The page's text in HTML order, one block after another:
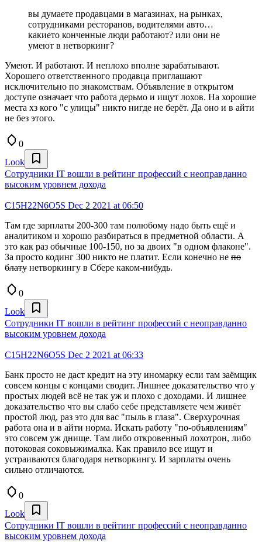
вы думаете продавцами в магазинах, на рынках,
сотрудниками ресторанов, водителями авто…
какието конченные люди работают? или они не
умеют в нетворкинг?
Умеют. И работают. И неплохо вполне зарабатывают.
Хорошего ответственного продавца приглашают
исключительно по знакомствам. Объявление в открытом
доступе означает что работа дерьмо и ищут лохов. На хорошие
места хз кого "с улицы" никто нигде не берёт. Да оно и в айти
не без этого.
0
Look
Сотрудники IT вошли в рейтинг профессий с неоправданно
высоким уровнем дохода
C15H22N6O5S Dec 2 2021 at 06:50
Там где зарплаты 200-300 там полюбому надо быть ещё и
аналитиком и хорошо разбираться в предметной области. А
это как раз обычные 100-150, но за двоих "в одном флаконе".
За просто кодинг 300 никто не платит. Если конечно не по
блату нетворкингу в Сбере каком-нибудь.
0
Look
Сотрудники IT вошли в рейтинг профессий с неоправданно
высоким уровнем дохода
C15H22N6O5S Dec 2 2021 at 06:33
Банк просто не даст кредит на эту иномарку если там заёмщик
совсем концы с концами сводит. Лишнее доказательство что у
простых людей всё не так уж и плохо с доходами. И лишнее
доказательство что вы слабо себе представляете чем живёт
простой люд, раз это для вас "пыль в глаза". Сверхурочная
работа она и в айти норма. Искать работу "по-объявлениям"
это совсем уж днище. Там либо откровенный лохотрон, либо
потоковая соковыжималка. Как правило все ищут и
устраиваются благодаря нетворкингу. И зарплаты очень
сильно отличаются.
0
Look
Сотрудники IT вошли в рейтинг профессий с неоправданно
высоким уровнем дохода